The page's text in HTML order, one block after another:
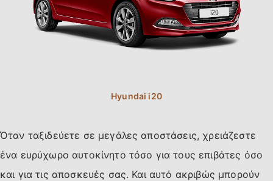
Όταν ταξιδεύετε σε μεγάλες αποστάσεις, χρειάζεστε
ένα ευρύχωρο αυτοκίνητο τόσο για τους επιβάτες όσο
και για τις αποσκευές σας. Και αυτό ακριβώς μπορούν